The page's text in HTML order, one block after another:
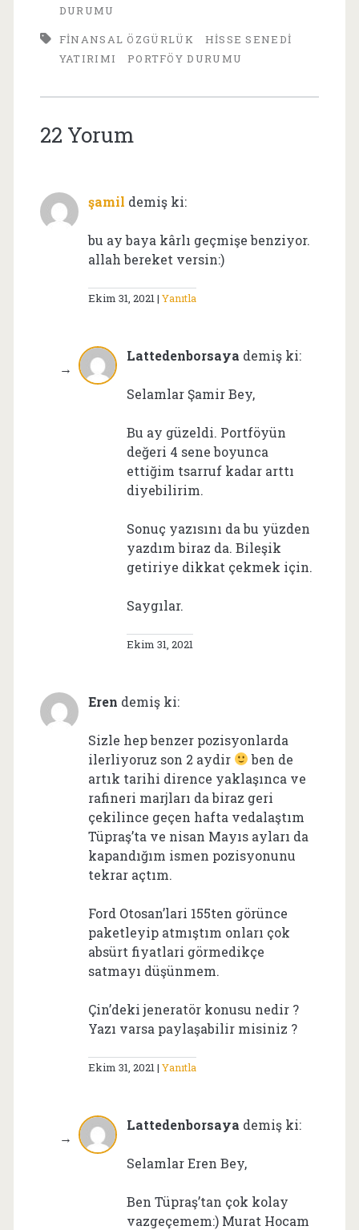
DURUMU
FINANSAL ÖZGÜRLÜK
HISSE SENEDI
YATIRIMI
PORTFÖY DURUMU
22 Yorum
şamil demiş ki:
bu ay baya kârlı geçmişe benziyor.
allah bereket versin:)
Ekim 31, 2021 Yanıtla
Lattedenborsaya demiş ki:
Selamlar Şamir Bey,
Bu ay güzeldi. Portföyün
değeri 4 sene boyunca
ettiğim tsarruf kadar arttı
diyebilirim.
Sonuç yazısını da bu yüzden
yazdım biraz da. Bileşik
getiriye dikkat çekmek için.
Saygılar.
Ekim 31, 2021
Eren demiş ki:
Sizle hep benzer pozisyonlarda
ilerliyoruz son 2 aydir
ben de
artık tarihi dirence yaklaşınca ve
rafineri marjları da biraz geri
çekilince geçen hafta vedalaştım
Tüpraş’ta ve nisan Mayıs ayları da
kapandığım ismen pozisyonunu
tekrar açtım.
Ford Otosan’lari 155ten görünce
paketleyip atmıştım onları çok
absürt fiyatlari görmedikçe
satmayı düşünmem.
Çin’deki jeneratör konusu nedir ?
Yazı varsa paylaşabilir misiniz ?
Ekim 31, 2021 Yanıtla
Lattedenborsaya demiş ki:
Selamlar Eren Bey,
Ben Tüpraş’tan çok kolay
vazgeçemem:) Murat Hocam